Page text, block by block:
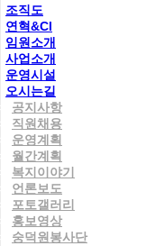
조직도
연혁&CI
임원소개
사업소개
운영시설
오시는길
공지사항
직원채용
운영계획
월간계획
복지이야기
언론보도
포토갤러리
홍보영상
숭덕원봉사단